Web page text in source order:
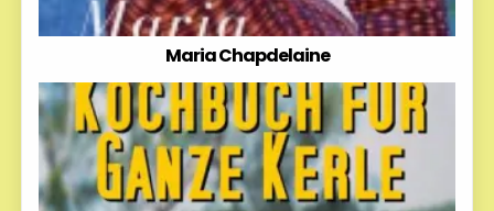
Maria Chapdelaine